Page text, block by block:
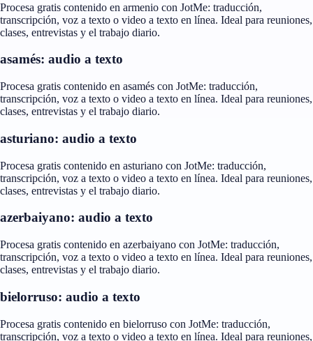
Procesa gratis contenido en armenio con JotMe: traducción,
transcripción, voz a texto o video a texto en línea. Ideal para reuniones,
clases, entrevistas y el trabajo diario.
asamés: audio a texto
Procesa gratis contenido en asamés con JotMe: traducción,
transcripción, voz a texto o video a texto en línea. Ideal para reuniones,
clases, entrevistas y el trabajo diario.
asturiano: audio a texto
Procesa gratis contenido en asturiano con JotMe: traducción,
transcripción, voz a texto o video a texto en línea. Ideal para reuniones,
clases, entrevistas y el trabajo diario.
azerbaiyano: audio a texto
Procesa gratis contenido en azerbaiyano con JotMe: traducción,
transcripción, voz a texto o video a texto en línea. Ideal para reuniones,
clases, entrevistas y el trabajo diario.
bielorruso: audio a texto
Procesa gratis contenido en bielorruso con JotMe: traducción,
transcripción, voz a texto o video a texto en línea. Ideal para reuniones,